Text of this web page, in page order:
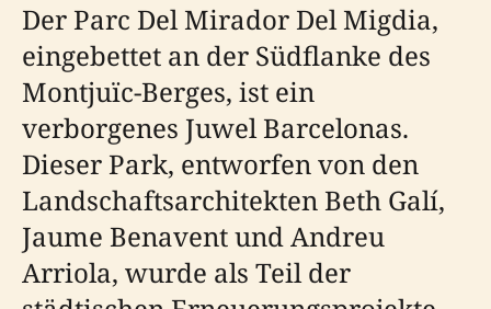
Der Parc Del Mirador Del Migdia,
eingebettet an der Südflanke des
Montjuïc-Berges, ist ein
verborgenes Juwel Barcelonas.
Dieser Park, entworfen von den
Landschaftsarchitekten Beth Galí,
Jaume Benavent und Andreu
Arriola, wurde als Teil der